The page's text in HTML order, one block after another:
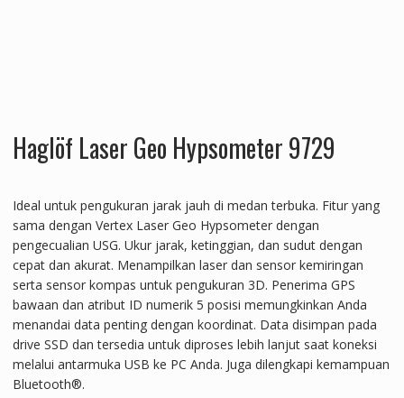
Haglöf Laser Geo Hypsometer 9729
Ideal untuk pengukuran jarak jauh di medan terbuka. Fitur yang
sama dengan Vertex Laser Geo Hypsometer dengan
pengecualian USG. Ukur jarak, ketinggian, dan sudut dengan
cepat dan akurat. Menampilkan laser dan sensor kemiringan
serta sensor kompas untuk pengukuran 3D. Penerima GPS
bawaan dan atribut ID numerik 5 posisi memungkinkan Anda
menandai data penting dengan koordinat. Data disimpan pada
drive SSD dan tersedia untuk diproses lebih lanjut saat koneksi
melalui antarmuka USB ke PC Anda. Juga dilengkapi kemampuan
Bluetooth®.